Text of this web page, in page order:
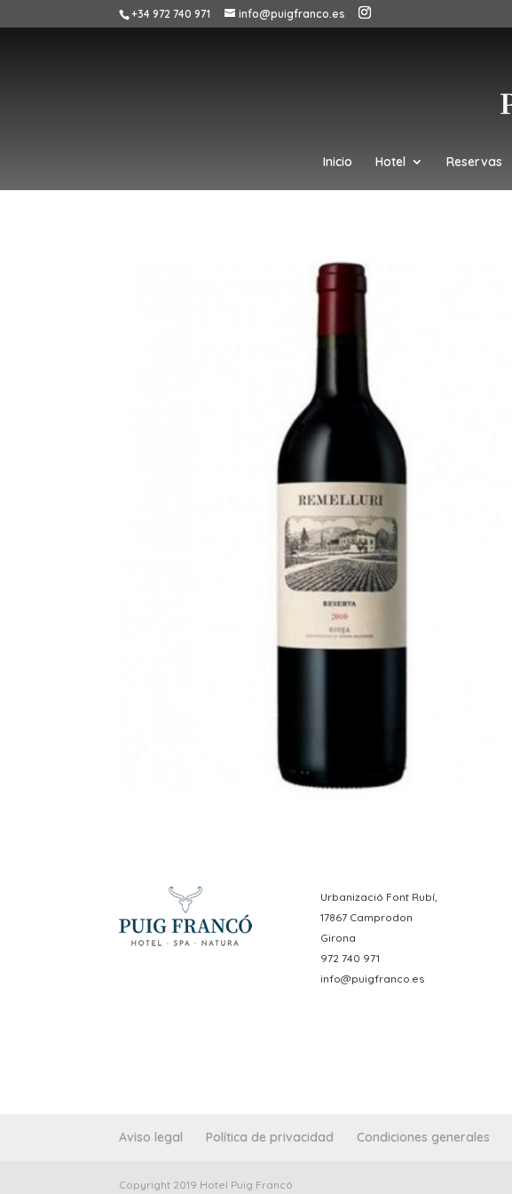
+34 972 740 971 info@puigfranco.es
Inicio Hotel Reservas
Urbanizació Font Rubí,
17867 Camprodon
Girona
972 740 971
info@puigfranco.es
Aviso legal Política de privacidad Condiciones generales
Copyright 2019 Hotel Puig Francó